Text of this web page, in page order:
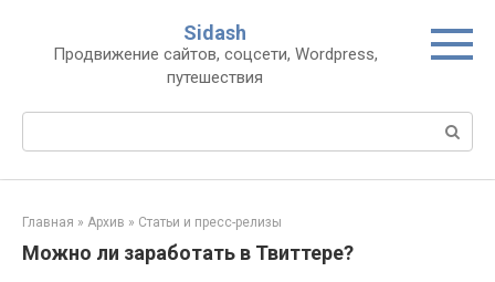
контенту
Sidash
Продвижение сайтов, соцсети, Wordpress,
путешествия
Главная » Архив » Статьи и пресс-релизы
Можно ли заработать в Твиттере?